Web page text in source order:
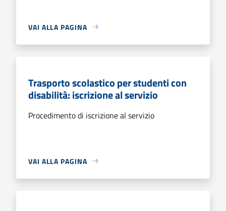
VAI ALLA PAGINA
Trasporto scolastico per studenti con
disabilità: iscrizione al servizio
Procedimento di iscrizione al servizio
VAI ALLA PAGINA